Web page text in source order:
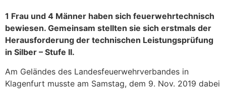
1 Frau und 4 Männer haben sich feuerwehrtechnisch
bewiesen. Gemeinsam stellten sie sich erstmals der
Herausforderung der technischen Leistungsprüfung
in Silber – Stufe II.
Am Geländes des Landesfeuerwehrverbandes in
Klagenfurt musste am Samstag, dem 9. Nov. 2019 dabei